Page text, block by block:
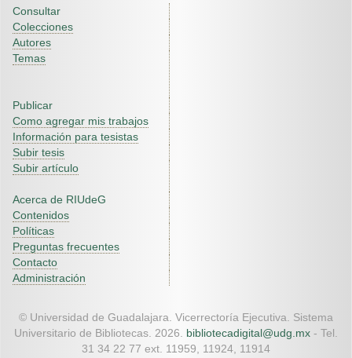
Consultar
Colecciones
Autores
Temas
Publicar
Como agregar mis trabajos
Información para tesistas
Subir tesis
Subir artículo
Acerca de RIUdeG
Contenidos
Políticas
Preguntas frecuentes
Contacto
Administración
© Universidad de Guadalajara. Vicerrectoría Ejecutiva. Sistema
Universitario de Bibliotecas. 2026. bibliotecadigital@udg.mx - Tel.
31 34 22 77 ext. 11959, 11924, 11914